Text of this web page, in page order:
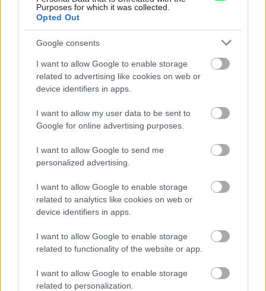
Purposes for which it was collected.
Opted Out
Google consents
I want to allow Google to enable storage
related to advertising like cookies on web or
device identifiers in apps.
I want to allow my user data to be sent to
Google for online advertising purposes.
I want to allow Google to send me
personalized advertising.
I want to allow Google to enable storage
related to analytics like cookies on web or
device identifiers in apps.
I want to allow Google to enable storage
related to functionality of the website or app.
I want to allow Google to enable storage
related to personalization.
dielo medzi sprchovými vaničkami zo
smaltovanej ocele
Vidiecka atmosféra u vás doma